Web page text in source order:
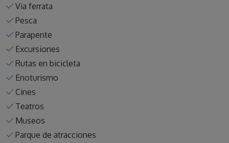
Via ferrata
Pesca
Parapente
Excursiones
Rutas en bicicleta
Enoturismo
Cines
Teatros
Museos
Parque de atracciones